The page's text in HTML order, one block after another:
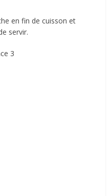
en fin de cuisson et
servir.
3